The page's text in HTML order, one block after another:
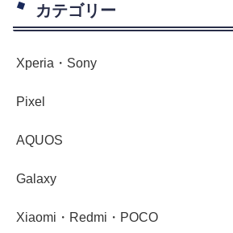
カテゴリー
Xperia・Sony
Pixel
AQUOS
Galaxy
Xiaomi・Redmi・POCO